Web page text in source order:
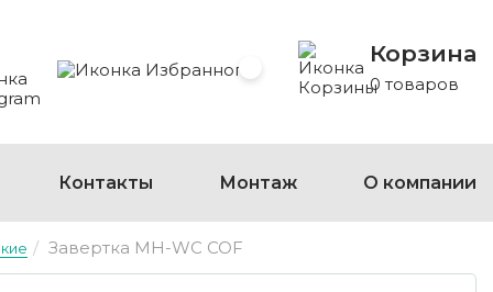
на Viberна Telegram Избранное Корзина
0 товаров
Контакты Монтаж О компании
Завертка MH-WC COF